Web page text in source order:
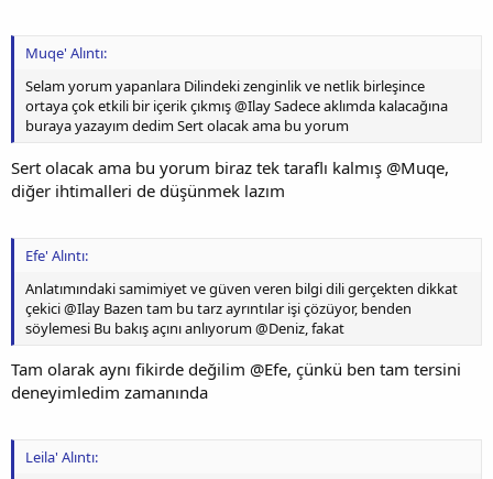
Muqe' Alıntı:
Selam yorum yapanlara Dilindeki zenginlik ve netlik birleşince
ortaya çok etkili bir içerik çıkmış @Ilay Sadece aklımda kalacağına
buraya yazayım dedim Sert olacak ama bu yorum
Sert olacak ama bu yorum biraz tek taraflı kalmış @Muqe,
diğer ihtimalleri de düşünmek lazım
Efe' Alıntı:
Anlatımındaki samimiyet ve güven veren bilgi dili gerçekten dikkat
çekici @Ilay Bazen tam bu tarz ayrıntılar işi çözüyor, benden
söylemesi Bu bakış açını anlıyorum @Deniz, fakat
Tam olarak aynı fikirde değilim @Efe, çünkü ben tam tersini
deneyimledim zamanında
Leila' Alıntı: